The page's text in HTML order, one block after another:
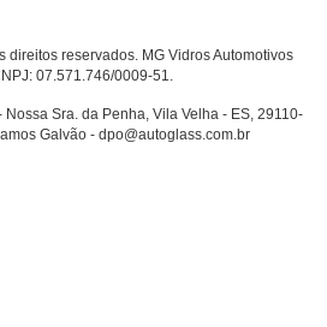
direitos reservados. MG Vidros Automotivos
07.571.746/0009-51.
Sra. da Penha, Vila Velha - ES, 29110-
Galvão - dpo@autoglass.com.br